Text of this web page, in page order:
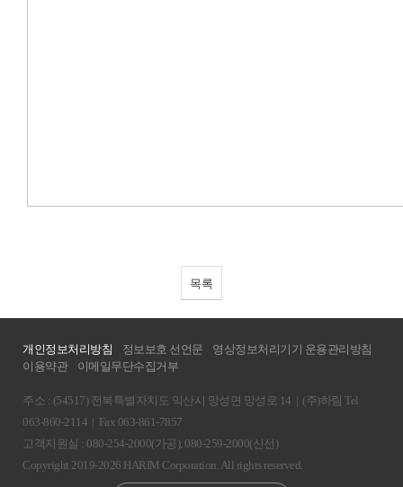
목록
개인정보처리방침 정보보호 선언문
영상정보처리기기 운용관리방침
이용약관
이메일무단수집거부
주소 : (54517) 전북특별자치도 익산시 망성면 망성로 14 | (주)하림 Tel
063-860-2114 | Fax 063-861-7857
고객지원실 : 080-254-2000(가공), 080-259-2000(신선)
Copyright 2019-2026 HARIM Corporation. All rights reserved.